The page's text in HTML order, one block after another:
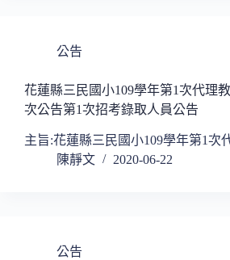
公告
花蓮縣三民國小109學年第1次代理
次公告第1次招考錄取人員公告
主旨:花蓮縣三民國小109學年第1次
陳靜文
2020-06-22
公告